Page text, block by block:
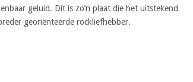
geluid. Dit is zo’n plaat die het uitstekend
georiënteerde rockliefhebber.